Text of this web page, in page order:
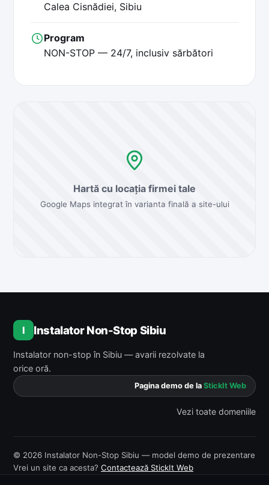
Calea Cisnădiei, Sibiu
Program
NON-STOP — 24/7, inclusiv sărbători
Hartă cu locația firmei tale
Google Maps integrat în varianta finală a site-ului
I Instalator Non-Stop Sibiu
Instalator non-stop în Sibiu — avarii rezolvate la
orice oră.
Pagina demo de la StickIt Web
Vezi toate domeniile
© 2026 Instalator Non-Stop Sibiu — model demo de prezentare
Vrei un site ca acesta? Contactează StickIt Web